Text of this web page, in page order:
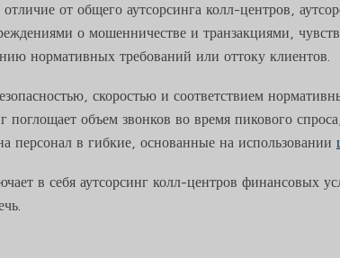
от общего аутсорсинга колл-центров,
о мошенничестве и транзакциями,
нормативных требований или оттоку клиентов.
скоростью и соответствием
объем звонков во время пикового
персонал в гибкие, основанные на использовании
в себя аутсорсинг колл-центров финансовых